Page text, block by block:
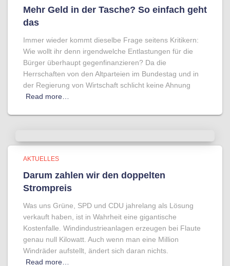
Mehr Geld in der Tasche? So einfach geht
das
Immer wieder kommt dieselbe Frage seitens Kritikern:
Wie wollt ihr denn irgendwelche Entlastungen für die
Bürger überhaupt gegenfinanzieren? Da die
Herrschaften von den Altparteien im Bundestag und in
der Regierung von Wirtschaft schlicht keine Ahnung
Read more…
AKTUELLES
Darum zahlen wir den doppelten
Strompreis
Was uns Grüne, SPD und CDU jahrelang als Lösung
verkauft haben, ist in Wahrheit eine gigantische
Kostenfalle. Windindustrieanlagen erzeugen bei Flaute
genau null Kilowatt. Auch wenn man eine Million
Windräder aufstellt, ändert sich daran nichts.
Read more…